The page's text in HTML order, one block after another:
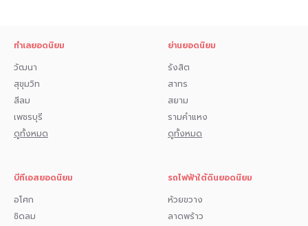
ทำเลยอดนิยม
วัฒนา
สุขุมวิท
สีลม
เพชรบุรี
ดูทั้งหมด
ย่านยอดนิยม
รังสิต
สาทร
สยาม
รามคำแหง
ดูทั้งหมด
บีทีเอสยอดนิยม
อโศก
ชิดลม
รถไฟฟ้าใต้ดินยอดนิยม
ห้วยขวาง
ลาดพร้าว